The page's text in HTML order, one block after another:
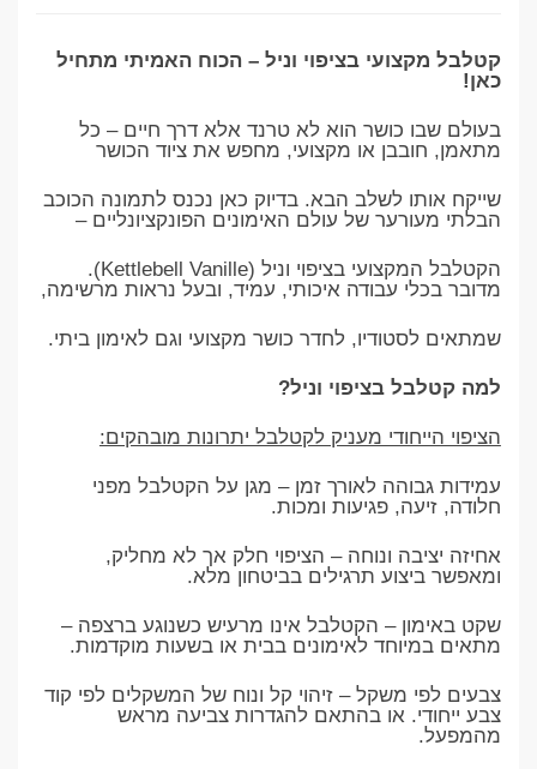
קטלבל מקצועי בציפוי וניל – הכוח האמיתי מתחיל
כאן!
בעולם שבו כושר הוא לא טרנד אלא דרך חיים – כל
מתאמן, חובבן או מקצועי, מחפש את ציוד הכושר
שייקח אותו לשלב הבא. בדיוק כאן נכנס לתמונה הכוכב
הבלתי מעורער של עולם האימונים הפונקציונליים –
הקטלבל המקצועי בציפוי וניל (Kettlebell Vanille).
מדובר בכלי עבודה איכותי, עמיד, ובעל נראות מרשימה,
שמתאים לסטודיו, לחדר כושר מקצועי וגם לאימון ביתי.
למה קטלבל בציפוי וניל?
הציפוי הייחודי מעניק לקטלבל יתרונות מובהקים:
עמידות גבוהה לאורך זמן – מגן על הקטלבל מפני
חלודה, זיעה, פגיעות ומכות.
אחיזה יציבה ונוחה – הציפוי חלק אך לא מחליק,
ומאפשר ביצוע תרגילים בביטחון מלא.
שקט באימון – הקטלבל אינו מרעיש כשנוגע ברצפה –
מתאים במיוחד לאימונים בבית או בשעות מוקדמות.
צבעים לפי משקל – זיהוי קל ונוח של המשקלים לפי קוד
צבע ייחודי. או בהתאם להגדרות צביעה מראש
מהמפעל.